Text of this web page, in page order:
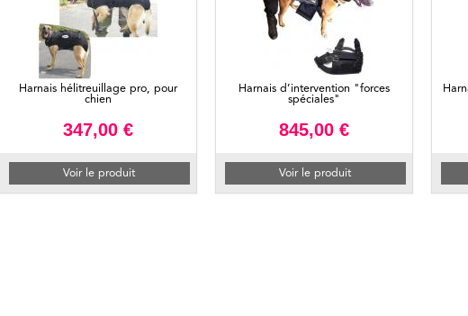
Harnais hélitreuillage pro, pour
chien
347,00 €
Voir le produit
Harnais d’intervention "forces
spéciales"
845,00 €
Voir le produit